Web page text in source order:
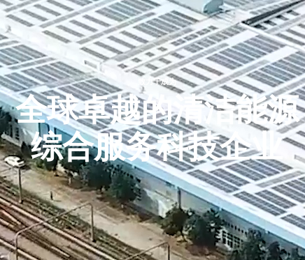
致力于成为
全球卓越的清洁能源
综合服务科技企业